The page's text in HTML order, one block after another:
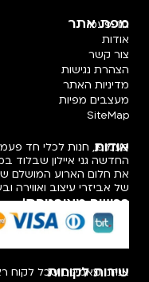
מפת אתר
חד פעמי
אודות
צור קשר
הצהרת נגישות
מדיניות האתר
מעצבים מפיות
SiteMap
אודות
החדשה גני איילון שבלוד
את חלום הארוע המושלם
של אביזרי עיצוב ואווירה
רכישה מאובטחת!
שירות לקוחות
אנחנו מאמינים שכל לקוח